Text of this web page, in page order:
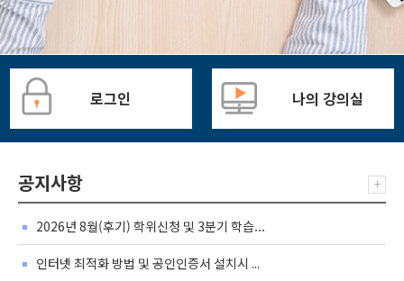
로그인 나의 강의실
공지사항 +
2026년 8월(후기) 학위신청 및 3분기 학습...
인터넷 최적화 방법 및 공인인증서 설치시 ...